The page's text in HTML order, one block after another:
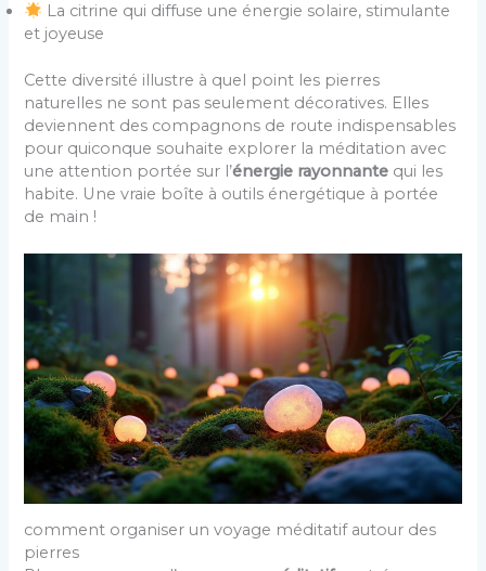
La citrine qui diffuse une énergie solaire, stimulante
et joyeuse
Cette diversité illustre à quel point les pierres
naturelles ne sont pas seulement décoratives. Elles
deviennent des compagnons de route indispensables
pour quiconque souhaite explorer la méditation avec
une attention portée sur l’énergie rayonnante qui les
habite. Une vraie boîte à outils énergétique à portée
de main !
comment organiser un voyage méditatif autour des
pierres